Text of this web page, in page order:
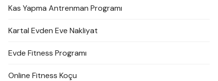
Kas Yapma Antrenman Programı
Kartal Evden Eve Nakliyat
Evde Fitness Programı
Online Fitness Koçu